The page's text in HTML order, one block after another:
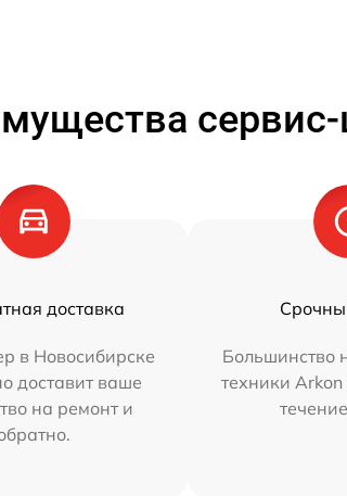
сервис-
доставка
в Новосибирске
доставит ваше
на ремонт и
Большинство
техники